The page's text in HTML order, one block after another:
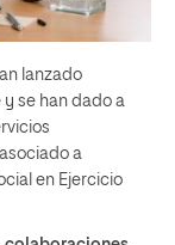
lanzado
se han dado a
a
en Ejercicio